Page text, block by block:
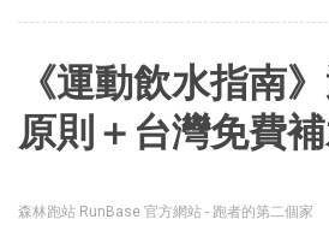
《運動飲水指南
原則＋台灣免費
森林跑站 RunBase 官方網站 - 跑者的第二個家